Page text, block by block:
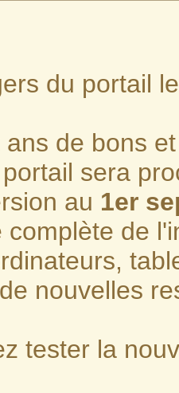
du portail
de bons
sera
au 1er
complète de
nouvelles
tester la